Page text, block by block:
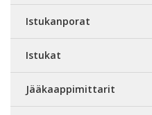
Istukanporat
Istukat
Jääkaappimittarit